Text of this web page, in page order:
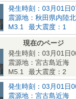
発生時刻：03月01日
震源地：秋田県内陸
M3.1
最大震度：1
現在のページ
発生時刻：03月01日
震源地：宮古島近海
M5.1
最大震度：2
発生時刻：03月01日
震源地：宮古島近海